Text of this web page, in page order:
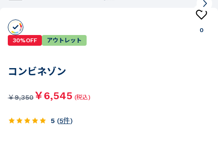
0
30%OFF
アウトレット
コンビネゾン
￥9,350￥6,545 (税込)
5 (5件)